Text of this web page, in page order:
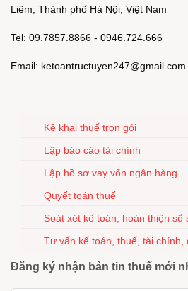
Liêm, Thành phố Hà Nội, Việt Nam
Tel: 09.7857.8866 - 0946.724.666
Email: ketoantructuyen247@gmail.com
Kê khai thuế trọn gói
Lập báo cáo tài chính
Lập hồ sơ vay vốn ngân hàng
Quyết toán thuế
Soát xét kế toán, hoàn thiện sổ
Tư vấn kế toán, thuế, tài chính,
Đăng ký nhận bản tin thuế mới